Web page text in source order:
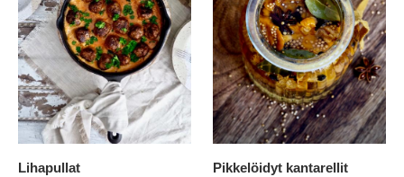
Lihapullat
Pikkelöidyt kantarellit